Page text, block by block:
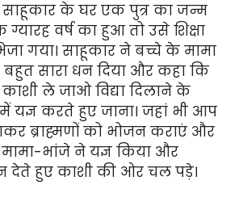
के घर एक पुत्र का जन्म
वर्ष का हुआ तो उसे शिक्षा
गया। साहूकार ने बच्चे के मामा
सारा धन दिया और कहा कि
ले जाओ विद्या दिलाने के
यज्ञ करते हुए जाना। जहां भी आप
ब्राह्मणों को भोजन कराएं और
मामा-भांजे ने यज्ञ किया और
देते हुए काशी की ओर चल पड़े।